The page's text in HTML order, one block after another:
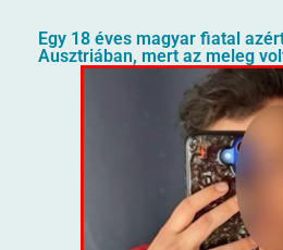
Egy 18 éves magyar fiatal
Ausztriában, mert az meleg